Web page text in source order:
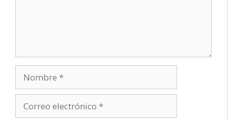
electrónico